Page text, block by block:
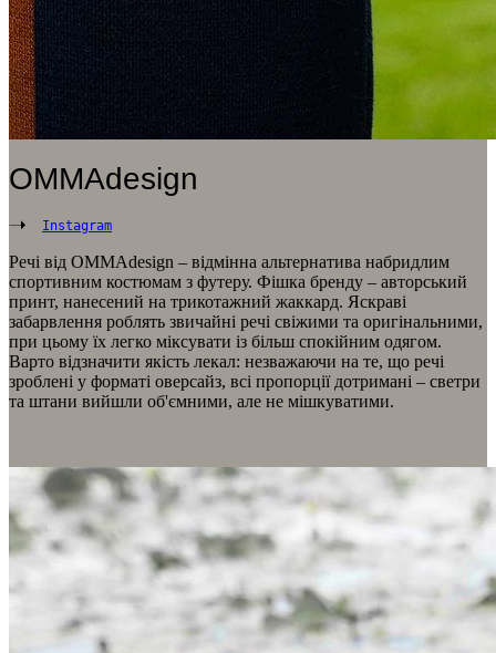
OMMAdesign
Instagram
Речі від OMMAdesign – відмінна альтернатива набридлим
спортивним костюмам з футеру. Фішка бренду – авторський
принт, нанесений на трикотажний жаккард. Яскраві
забарвлення роблять звичайні речі свіжими та оригінальними,
при цьому їх легко міксувати із більш спокійним одягом.
Варто відзначити якість лекал: незважаючи на те, що речі
зроблені у форматі оверсайз, всі пропорції дотримані – светри
та штани вийшли об'ємними, але не мішкуватими.